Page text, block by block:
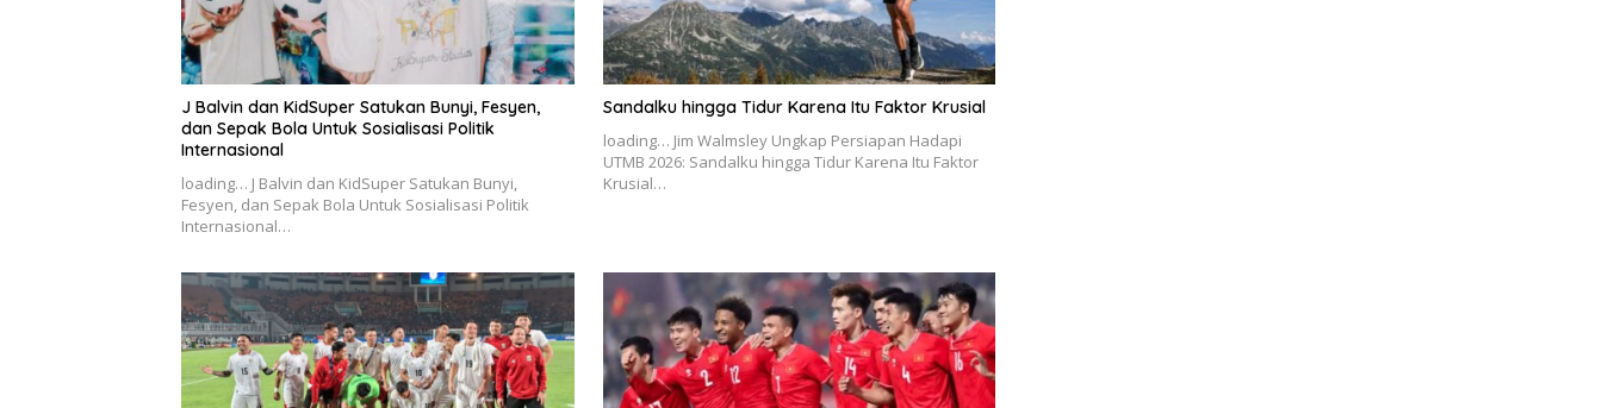
J Balvin dan KidSuper Satukan Bunyi, Fesyen,
dan Sepak Bola Untuk Sosialisasi Politik
Internasional
loading… J Balvin dan KidSuper Satukan Bunyi,
Fesyen, dan Sepak Bola Untuk Sosialisasi Politik
Internasional…
Sandalku hingga Tidur Karena Itu Faktor Krusial
loading… Jim Walmsley Ungkap Persiapan Hadapi
UTMB 2026: Sandalku hingga Tidur Karena Itu Faktor
Krusial…